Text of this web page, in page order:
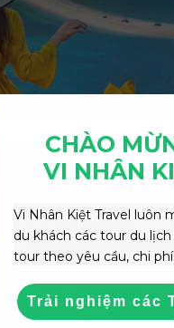
CHÀO
VI NHÂN
Vi Nhân Kiệt Travel luôn
du khách các tour du
tour theo yêu cầu, chi phí
Trải nghiệm các